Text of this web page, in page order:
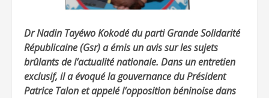
Dr Nadin Tayéwo Kokodé du parti Grande Solidarité
Républicaine (Gsr) a émis un avis sur les sujets
brûlants de l’actualité nationale. Dans un entretien
exclusif, il a évoqué la gouvernance du Président
Patrice Talon et appelé l’opposition béninoise dans